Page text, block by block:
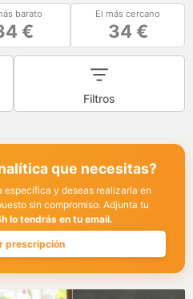
barato
€
El más cercano
34 €
Filtros
que necesitas?
y deseas realizarla en
sin compromiso. Adjunta tu
lo tendrás en tu email.
prescripción